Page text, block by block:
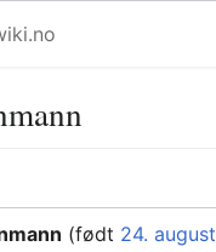
(født 24. august